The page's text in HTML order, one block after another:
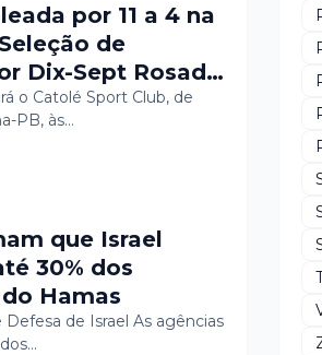
por 11 a 4 na
de
Dix-Sept Rosado
na noite de
XVIII Copa
Futsal de Almino
o Catolé Sport Club, de
PB, às…
que Israel
30% dos
Hamas
de Israel As agências